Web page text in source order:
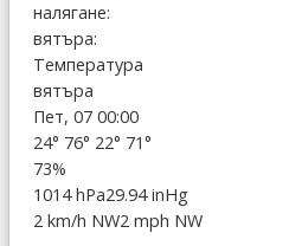
налягане:
вятъра:
Температура
вятъра
Пет, 07 00:00
24° 76° 22° 71°
73%
1014 hPa29.94 inHg
2 km/h NW2 mph NW